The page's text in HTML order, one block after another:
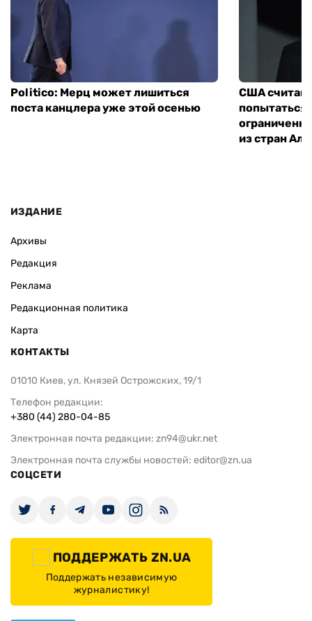
Politico: Мерц может лишиться
поста канцлера уже этой осенью
США
попытаться
из стран
ИЗДАНИЕ
Архивы
Редакция
Реклама
Редакционная политика
Карта
КОНТАКТЫ
01010 Киев, ул. Князей Острожских, 19/1
Телефон редакции:
+380 (44) 280-04-85
Электронная почта редакции: zn94@ukr.net
Электронная почта службы новостей: editor@zn.ua
СОЦСЕТИ
ПОДДЕРЖАТЬ ZN.UA
Поддержать независимую
журналистику!